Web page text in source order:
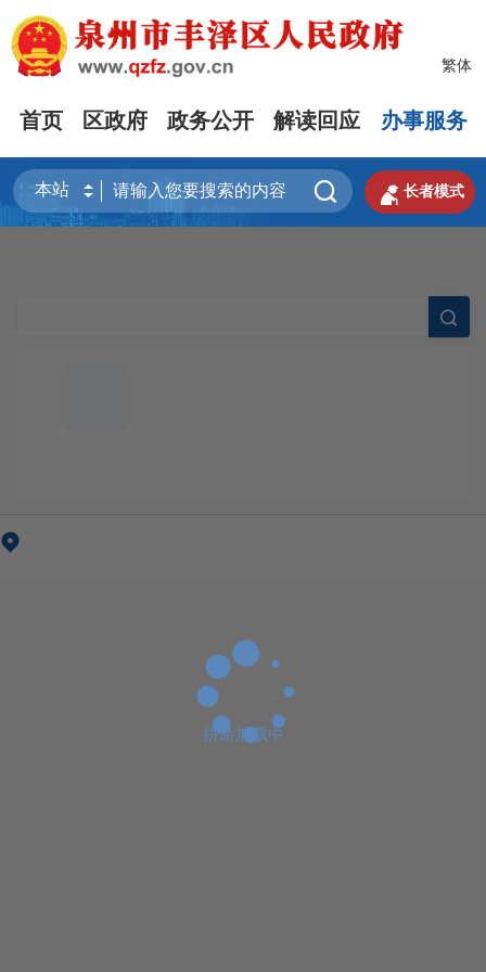
繁体
首页 区政府 政务公开 解读回应 办事服务
  长者模式
拼命加载中